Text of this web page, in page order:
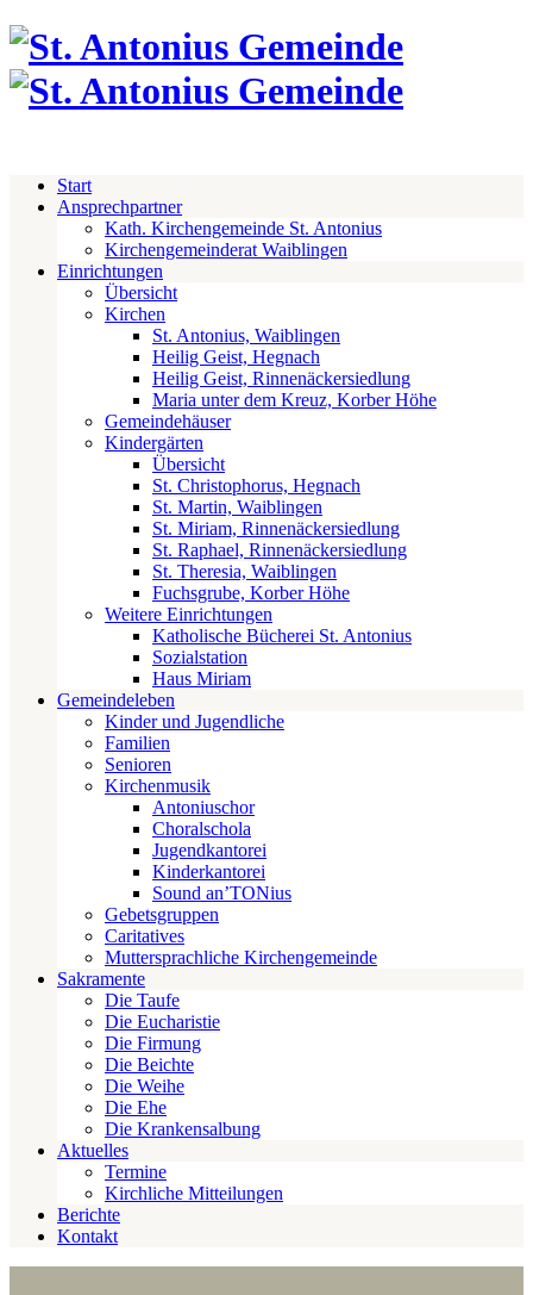
Start
Ansprechpartner
Kath. Kirchengemeinde St. Antonius
Kirchengemeinderat Waiblingen
Einrichtungen
Übersicht
Kirchen
St. Antonius, Waiblingen
Heilig Geist, Hegnach
Heilig Geist, Rinnenäckersiedlung
Maria unter dem Kreuz, Korber Höhe
Gemeindehäuser
Kindergärten
Übersicht
St. Christophorus, Hegnach
St. Martin, Waiblingen
St. Miriam, Rinnenäckersiedlung
St. Raphael, Rinnenäckersiedlung
St. Theresia, Waiblingen
Fuchsgrube, Korber Höhe
Weitere Einrichtungen
Katholische Bücherei St. Antonius
Sozialstation
Haus Miriam
Gemeindeleben
Kinder und Jugendliche
Familien
Senioren
Kirchenmusik
Antoniuschor
Choralschola
Jugendkantorei
Kinderkantorei
Sound an’TONius
Gebetsgruppen
Caritatives
Muttersprachliche Kirchengemeinde
Sakramente
Die Taufe
Die Eucharistie
Die Firmung
Die Beichte
Die Weihe
Die Ehe
Die Krankensalbung
Aktuelles
Termine
Kirchliche Mitteilungen
Berichte
Kontakt